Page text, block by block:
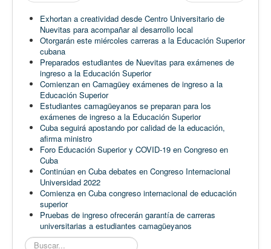
Exhortan a creatividad desde Centro Universitario de
Nuevitas para acompañar al desarrollo local
Otorgarán este miércoles carreras a la Educación Superior
cubana
Preparados estudiantes de Nuevitas para exámenes de
ingreso a la Educación Superior
Comienzan en Camagüey exámenes de ingreso a la
Educación Superior
Estudiantes camagüeyanos se preparan para los
exámenes de ingreso a la Educación Superior
Cuba seguirá apostando por calidad de la educación,
afirma ministro
Foro Educación Superior y COVID-19 en Congreso en
Cuba
Continúan en Cuba debates en Congreso Internacional
Universidad 2022
Comienza en Cuba congreso internacional de educación
superior
Pruebas de ingreso ofrecerán garantía de carreras
universitarias a estudiantes camagüeyanos
Buscar...